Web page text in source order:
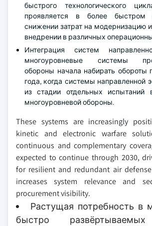
быстрого технологического
проявляется в более быстром
снижении затрат на модернизацию
внедрении в различных
Интеграция систем
многоуровневые системы
обороны начала набирать обороты
года, когда системы направленной
из стадии отдельных испытаний
многоуровневой обороны.
These systems are increasingly
kinetic and electronic warfare
continuous and complementary
expected to continue through 2030,
for resilient and redundant air
increases system relevance and
procurement visibility.
Растущая потребность в
быстро